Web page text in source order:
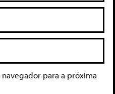
para a próxima